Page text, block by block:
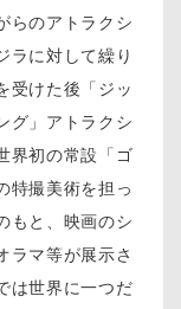
らのアトラクシ
ラに対して繰り
受けた後「ジッ
グ」アトラクシ
界初の常設「ゴ
特撮美術を担っ
もと、映画のシ
ラマ等が展示さ
は世界に一つだ